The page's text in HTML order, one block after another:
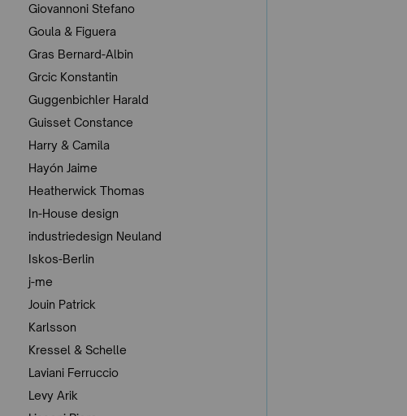
Giovannoni Stefano
Goula & Figuera
Gras Bernard-Albin
Grcic Konstantin
Guggenbichler Harald
Guisset Constance
Harry & Camila
Hayón Jaime
Heatherwick Thomas
In-House design
industriedesign Neuland
Iskos-Berlin
j-me
Jouin Patrick
Karlsson
Kressel & Schelle
Laviani Ferruccio
Levy Arik